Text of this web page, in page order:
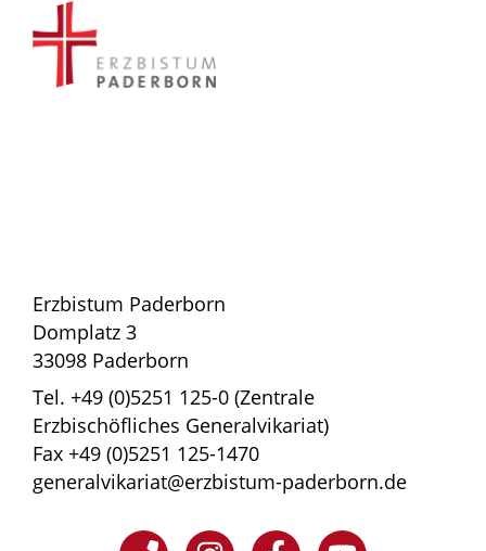
Erzbistum Paderborn
Domplatz 3
33098 Paderborn
Tel. +49 (0)5251 125-0 (Zentrale
Erzbischöfliches Generalvikariat)
Fax +49 (0)5251 125-1470
generalvikariat@erzbistum-paderborn.de